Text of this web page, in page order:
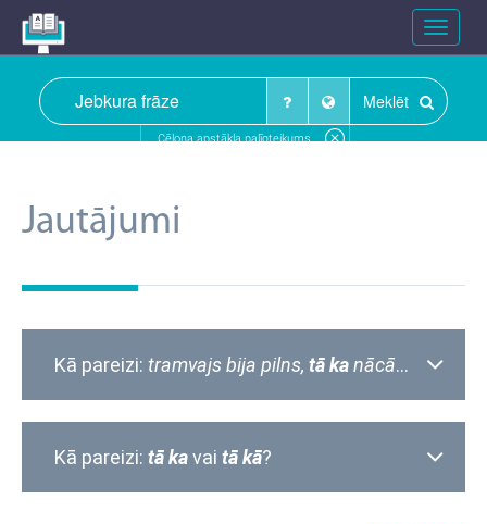
Toggle
Meklēt
Cēloņa apstākļa palīgteikums
Jautājumi
Kā pareizi: tramvajs bija pilns, tā kanācās gaidīt nākamo
Kā pareizi: tā kavai tā kā?